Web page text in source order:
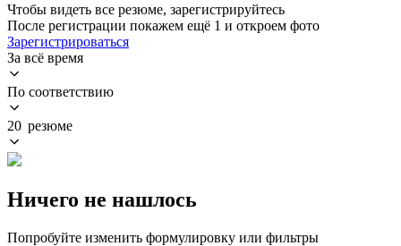
Чтобы видеть все резюме, зарегистрируйтесь
После регистрации покажем ещё 1 и откроем фото
Зарегистрироваться
За всё время
По соответствию
20 резюме
Ничего не нашлось
Попробуйте изменить формулировку или фильтры